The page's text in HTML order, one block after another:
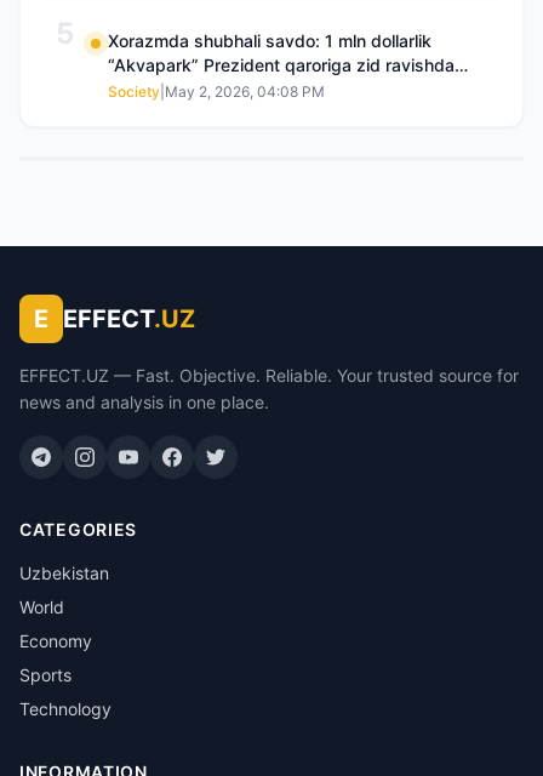
5
Xorazmda shubhali savdo: 1 mln dollarlik
“Akvapark” Prezident qaroriga zid ravishda
sotilgani maʼlum boʻldi
Society May 2, 2026, 04:08 PM
E EFFECT.UZ
EFFECT.UZ — Fast. Objective. Reliable. Your trusted source for
news and analysis in one place.
CATEGORIES
Uzbekistan
World
Economy
Sports
Technology
INFORMATION